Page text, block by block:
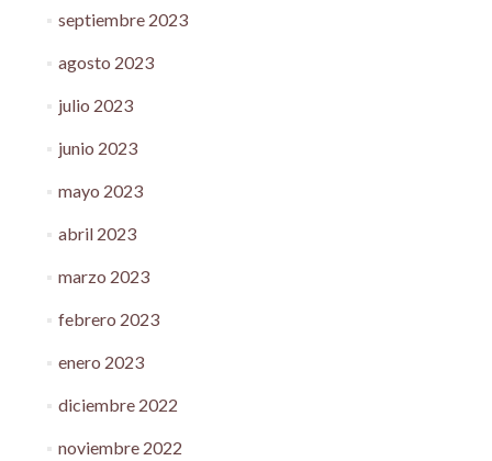
septiembre 2023
agosto 2023
julio 2023
junio 2023
mayo 2023
abril 2023
marzo 2023
febrero 2023
enero 2023
diciembre 2022
noviembre 2022